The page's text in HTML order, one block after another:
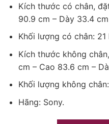
Kích thước có chân,
90.9 cm – Dày 33.4 cm
Khối lượng có chân: 21
Kích thước không
cm – Cao 83.6 cm –
Khối lượng không
Hãng: Sony.